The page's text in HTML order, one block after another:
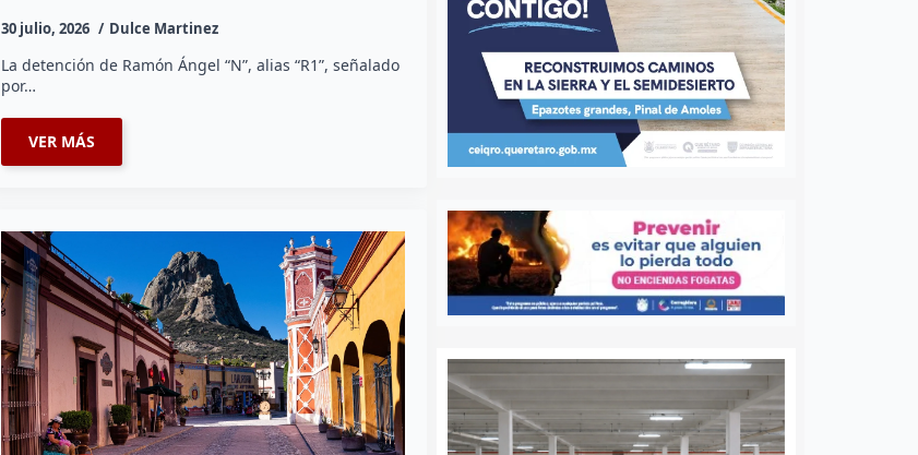
30 julio, 2026 Dulce Martinez
La detención de Ramón Ángel “N”, alias “R1”, señalado
por…
VER MÁS